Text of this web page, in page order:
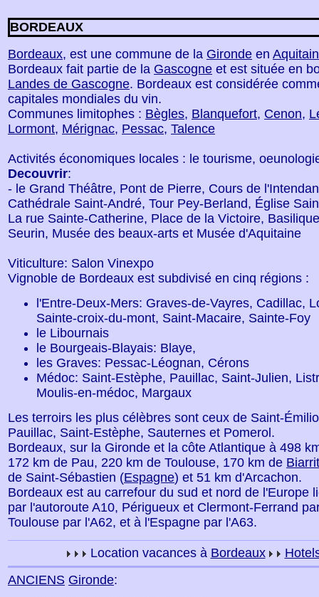
BORDEAUX
Bordeaux, est une commune de la Gironde en
Bordeaux fait partie de la Gascogne et est située en
Landes de Gascogne. Bordeaux est considérée
capitales mondiales du vin.
Communes limitophes : Bègles, Blanquefort, Cenon,
Lormont, Mérignac, Pessac, Talence
Activités économiques locales : le tourisme,
Decouvrir:
- le Grand Théâtre, Pont de Pierre, Cours de
Cathédrale Saint-André, Tour Pey-Berland, Église
La rue Sainte-Catherine, Place de la Victoire,
Seurin, Musée des beaux-arts et Musée d'Aquitaine
Viticulture: Salon Vinexpo
Vignoble de Bordeaux est subdivisé en cinq régions :
l'Entre-Deux-Mers: Graves-de-Vayres, Cadillac,
Sainte-croix-du-mont, Saint-Macaire, Sainte-Foy
le Libournais
le Bourgeais-Blayais: Blaye,
les Graves: Pessac-Léognan, Cérons
Médoc: Saint-Estèphe, Pauillac, Saint-Julien,
Moulis-en-médoc, Margaux
Les terroirs les plus célèbres sont ceux de Saint-
Pauillac, Saint-Estèphe, Sauternes et Pomerol.
Bordeaux, sur la Gironde et la côte Atlantique à 498
172 km de Pau, 220 km de Toulouse, 170 km de
de Saint-Sébastien (Espagne) et 51 km d'Arcachon.
Bordeaux est au carrefour du sud et nord de l'Europe
par l'autoroute A10, Périgueux et Clermont-Ferrand
Toulouse par l'A62, et à l'Espagne par l'A63.
Location vacances à Bordeaux
ANCIENS Gironde: